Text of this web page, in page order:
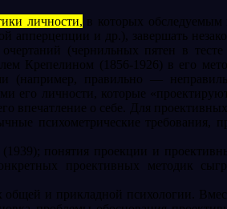
личности, в которых обследуемым
апперцепции и др.), завершать
(чернильных пятен в
Крепелином (1856-1926) в его
(например, правильно —
его личности, которые
впечатление о себе. Для
психометрические требования,
понятия проекции и
проективных методик
и прикладной психологии.